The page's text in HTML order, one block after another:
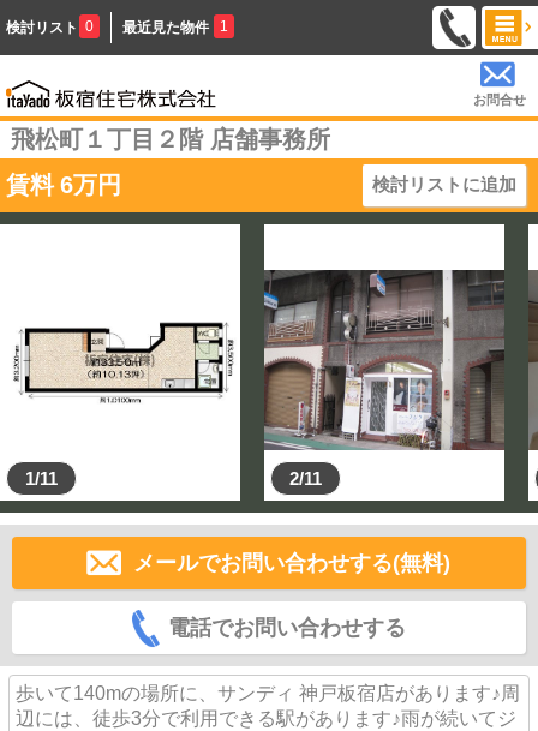
検討リスト 0 最近見た物件 1
お問合せ
飛松町１丁目２階 店舗事務所
賃料 6万円 検討リストに追加
1/11 2/11
メールでお問い合わせする(無料)
電話でお問い合わせする
歩いて140mの場所に、サンディ 神戸板宿店があります♪周
辺には、徒歩3分で利用できる駅があります♪雨が続いてジ